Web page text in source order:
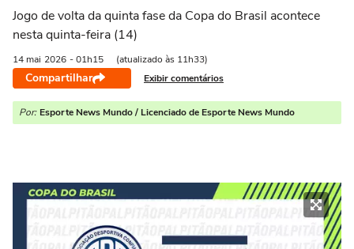
Jogo de volta da quinta fase da Copa do Brasil acontece
nesta quinta-feira (14)
14 mai 2026 - 01h15 (atualizado às 11h33)
Compartilhar Exibir comentários
Por: Esporte News Mundo / Licenciado de Esporte News Mundo